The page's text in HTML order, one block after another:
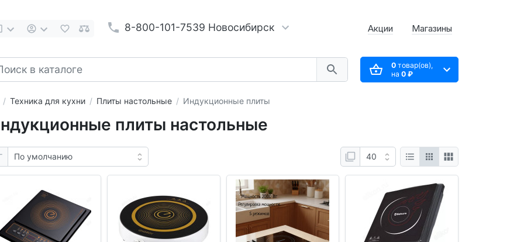
8-800-101-7539 Новосибирск Акции Магазины
0товар(ов),
на 0 ₽
Техника для кухни Плиты настольные Индукционные плиты
плиты настольные